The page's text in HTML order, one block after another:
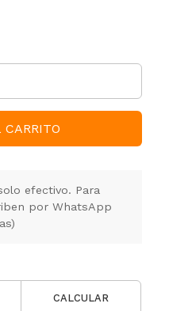
CARRITO
efectivo. Para
por WhatsApp
CALCULAR